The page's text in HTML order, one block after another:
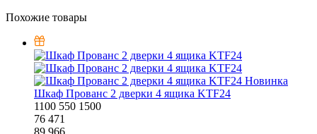
Похожие товары
Новинка
Шкаф Прованс 2 дверки 4 ящика KTF24
1100 550 1500
76 471
89 966